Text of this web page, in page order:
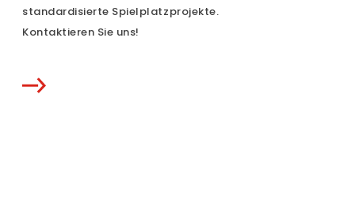
standardisierte Spielplatzprojekte.
Kontaktieren Sie uns!